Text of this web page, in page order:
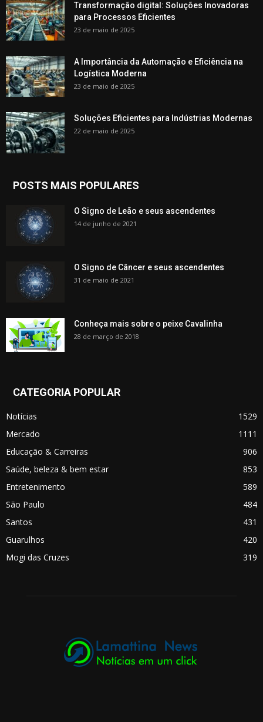
Transformação digital: Soluções Inovadoras
para Processos Eficientes
23 de maio de 2025
A Importância da Automação e Eficiência na
Logística Moderna
23 de maio de 2025
Soluções Eficientes para Indústrias Modernas
22 de maio de 2025
POSTS MAIS POPULARES
O Signo de Leão e seus ascendentes
14 de junho de 2021
O Signo de Câncer e seus ascendentes
31 de maio de 2021
Conheça mais sobre o peixe Cavalinha
28 de março de 2018
CATEGORIA POPULAR
Notícias
1529
Mercado
1111
Educação & Carreiras
906
Saúde, beleza & bem estar
853
Entretenimento
589
São Paulo
484
Santos
431
Guarulhos
420
Mogi das Cruzes
319